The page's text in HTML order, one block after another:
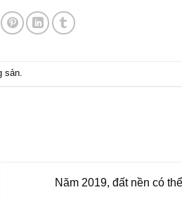
sản.
Năm 2019, đất nền có